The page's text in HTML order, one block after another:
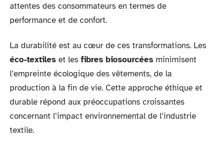
attentes des consommateurs en termes de
performance et de confort.
La durabilité est au cœur de ces transformations. Les
éco-textiles et les fibres biosourcées minimisent
l’empreinte écologique des vêtements, de la
production à la fin de vie. Cette approche éthique et
durable répond aux préoccupations croissantes
concernant l’impact environnemental de l’industrie
textile.